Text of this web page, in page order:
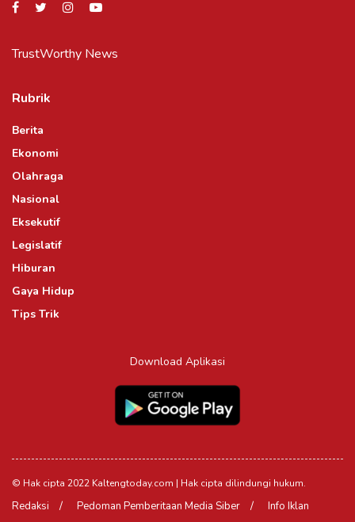
TrustWorthy News
Rubrik
Berita
Ekonomi
Olahraga
Nasional
Eksekutif
Legislatif
Hiburan
Gaya Hidup
Tips Trik
Download Aplikasi
© Hak cipta 2022 Kaltengtoday.com | Hak cipta dilindungi hukum.
Redaksi Pedoman Pemberitaan Media Siber Info Iklan